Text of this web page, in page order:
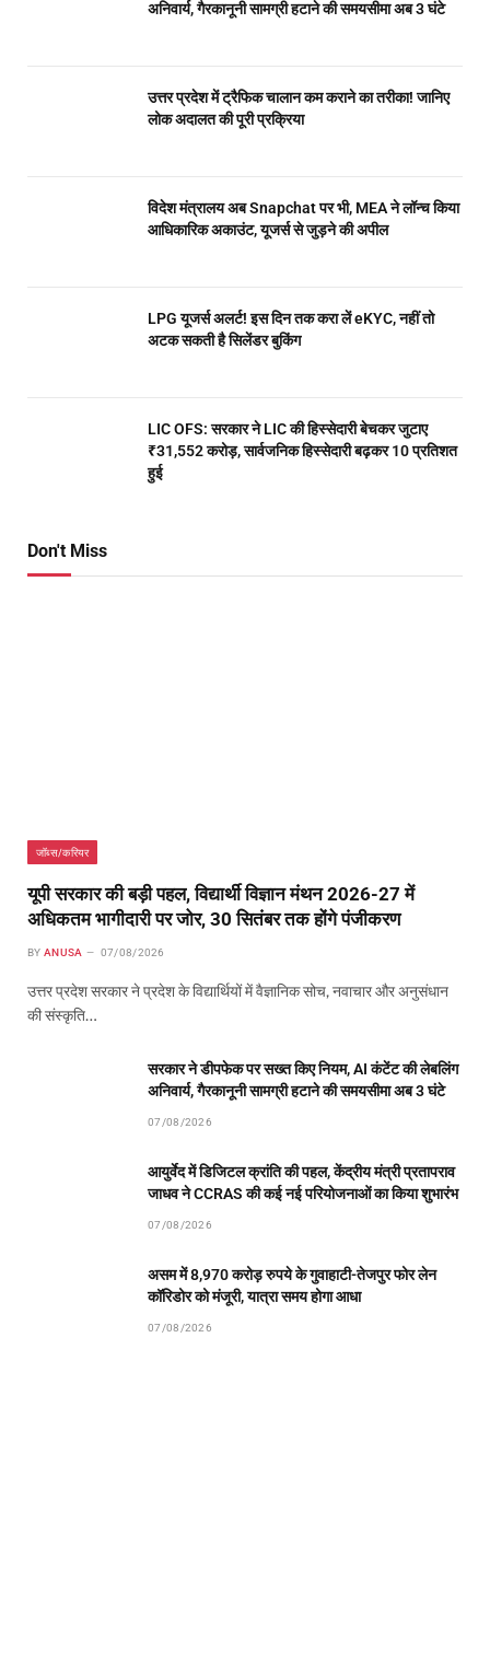
अनिवार्य, गैरकानूनी सामग्री हटाने की समयसीमा अब 3 घंटे
उत्तर प्रदेश में ट्रैफिक चालान कम कराने का तरीका! जानिए
लोक अदालत की पूरी प्रक्रिया
विदेश मंत्रालय अब Snapchat पर भी, MEA ने लॉन्च किया
आधिकारिक अकाउंट, यूजर्स से जुड़ने की अपील
LPG यूजर्स अलर्ट! इस दिन तक करा लें eKYC, नहीं तो
अटक सकती है सिलेंडर बुकिंग
LIC OFS: सरकार ने LIC की हिस्सेदारी बेचकर जुटाए
₹31,552 करोड़, सार्वजनिक हिस्सेदारी बढ़कर 10 प्रतिशत
हुई
Don't Miss
जॉब्स/करियर
यूपी सरकार की बड़ी पहल, विद्यार्थी विज्ञान मंथन 2026-27 में
अधिकतम भागीदारी पर जोर, 30 सितंबर तक होंगे पंजीकरण
BY ANUSA 07/08/2026
उत्तर प्रदेश सरकार ने प्रदेश के विद्यार्थियों में वैज्ञानिक सोच, नवाचार और अनुसंधान
की संस्कृति…
सरकार ने डीपफेक पर सख्त किए नियम, AI कंटेंट की लेबलिंग
अनिवार्य, गैरकानूनी सामग्री हटाने की समयसीमा अब 3 घंटे
07/08/2026
आयुर्वेद में डिजिटल क्रांति की पहल, केंद्रीय मंत्री प्रतापराव
जाधव ने CCRAS की कई नई परियोजनाओं का किया शुभारंभ
07/08/2026
असम में 8,970 करोड़ रुपये के गुवाहाटी-तेजपुर फोर लेन
कॉरिडोर को मंजूरी, यात्रा समय होगा आधा
07/08/2026